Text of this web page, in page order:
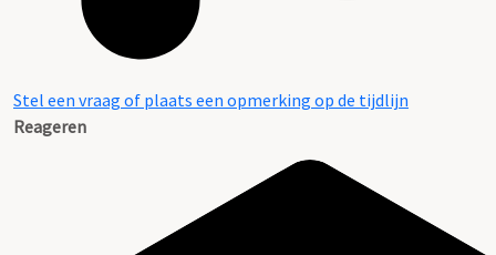
Stel een vraag of plaats een opmerking op de tijdlijn
Reageren